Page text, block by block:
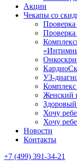
Акции
Чекапы со
Проверка
Проверка
УЗ-
Женский
Хочу
Хочу
Новости
Контакты
+7 (499) 391-34-21